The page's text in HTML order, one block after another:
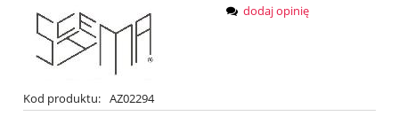
Kod produktu: AZ02294
dodaj opinię